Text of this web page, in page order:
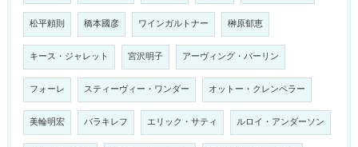
松平頼則 橋本國彦 ワインガルトナー 榊原郁恵
キース・ジャレット 宮沢明子 アーヴィング・バーリン
フォーレ スティーヴィー・ワンダー オットー・クレンペラー
美輪明宏 バラキレフ エリック・サティ ルロイ・アンダーソン